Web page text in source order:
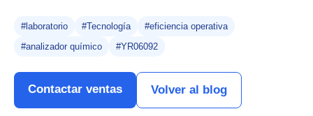
#laboratorio #Tecnología
#eficiencia operativa
#analizador químico
#YR06092
Contactar ventas Volver al blog